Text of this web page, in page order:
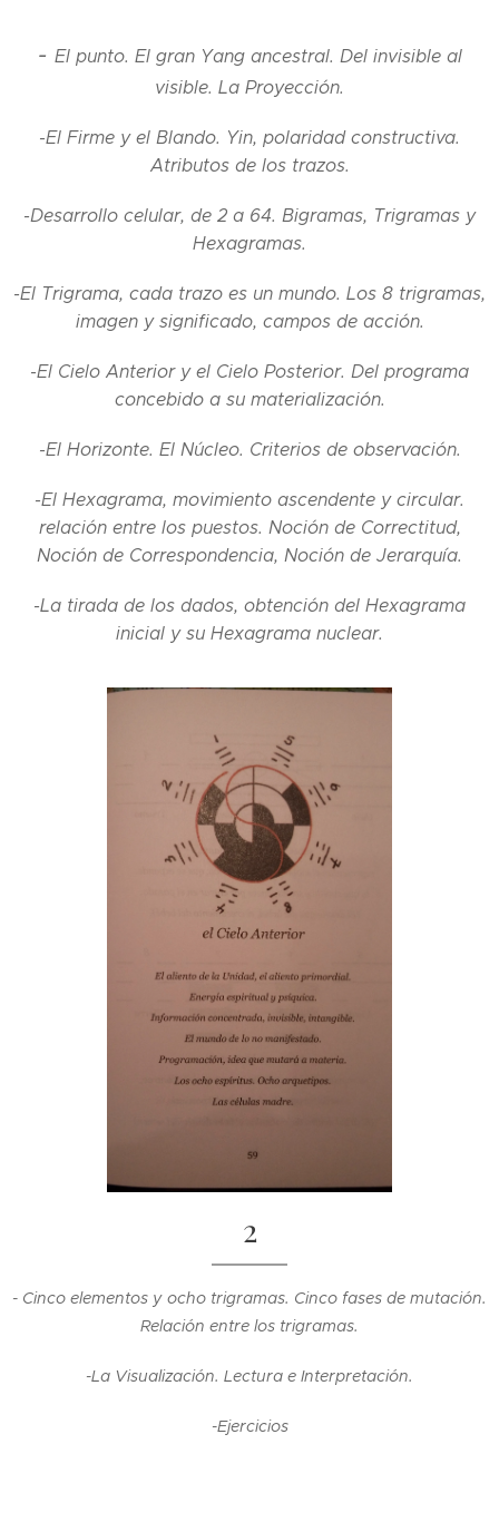
- El punto. El gran Yang ancestral. Del invisible al
visible. La Proyección.
-El Firme y el Blando. Yin, polaridad constructiva.
Atributos de los trazos.
-Desarrollo celular, de 2 a 64. Bigramas, Trigramas y
Hexagramas.
-El Trigrama, cada trazo es un mundo. Los 8 trigramas,
imagen y significado, campos de acción.
-El Cielo Anterior y el Cielo Posterior. Del programa
concebido a su materialización.
-El Horizonte. El Núcleo. Criterios de observación.
-El Hexagrama, movimiento ascendente y circular.
relación entre los puestos. Noción de Correctitud,
Noción de Correspondencia, Noción de Jerarquía.
-La tirada de los dados, obtención del Hexagrama
inicial y su Hexagrama nuclear.
2
- Cinco elementos y ocho trigramas. Cinco fases de mutación.
Relación entre los trigramas.
-La Visualización. Lectura e Interpretación.
-Ejercicios